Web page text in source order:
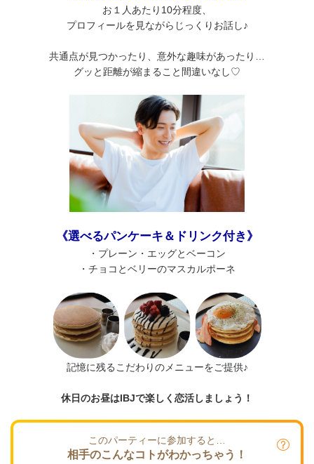
お１人あたり10分程度、
プロフィールを見ながらじっくりお話し♪
共通点が見つかったり、意外な趣味があったり…
グッと距離が縮まること間違いなし♡
《選べるパンケーキ＆ドリンク付き》
・プレーン・エッグとベーコン
・チョコとベリーのマスカルポーネ
記憶に残るこだわりのメニューをご提供♪
休日のお昼はIBJで楽しく恋活しましょう！
このパーティーに参加すると…
相手のこんなコトがわかっちゃう！